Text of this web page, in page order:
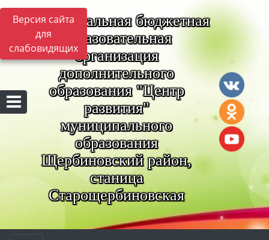
Версия сайта
для
слабовидящих
Муниципальная бюджетная
образовательная
организация
дополнительного
образования "Центр
развития"
муниципального
образования
Щербиновский район,
станица
Старощербиновская